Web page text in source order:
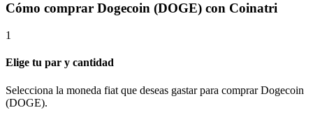
Cómo comprar Dogecoin (DOGE) con Coinatri
1
Elige tu par y cantidad
Selecciona la moneda fiat que deseas gastar para comprar Dogecoin
(DOGE).